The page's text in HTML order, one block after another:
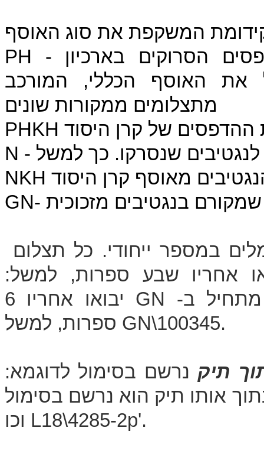
PH - הוא הקידומת לכל התצלומים המודפסים הסרוקים בארכיון
האוסף הכללי, המורכב
מתצלומים ממקורות שונים
PHKH של קרן היסוד
N
NKH
GN
אחריו שבע ספרות, למשל:
ב- GN
יבואו אחריו 6
GN\100345.
תיק נרשם בסימול לדוגמא:
אותו תיק הוא נרשם בסימול
L18\4285-2pוכו'.